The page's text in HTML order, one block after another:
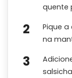
quente
Pique
na